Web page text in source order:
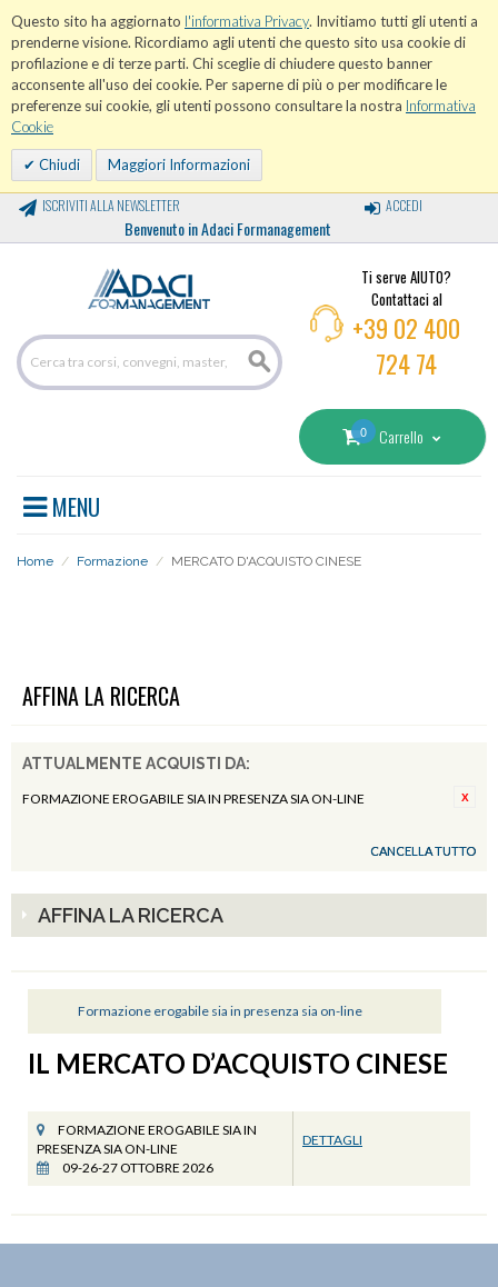
Questo sito ha aggiornato l'informativa Privacy. Invitiamo tutti gli utenti a
prenderne visione. Ricordiamo agli utenti che questo sito usa cookie di
profilazione e di terze parti. Chi sceglie di chiudere questo banner
acconsente all'uso dei cookie. Per saperne di più o per modificare le
preferenze sui cookie, gli utenti possono consultare la nostra Informativa
Cookie
Chiudi Maggiori Informazioni
ISCRIVITI ALLA NEWSLETTER
Benvenuto in Adaci Formanagement
ACCEDI
Ti serve AIUTO?
Contattaci al
+39 02 400
724 74
0 Carrello
MENU
Home / Formazione / MERCATO D'ACQUISTO CINESE
AFFINA LA RICERCA
ATTUALMENTE ACQUISTI DA:
FORMAZIONE EROGABILE SIA IN PRESENZA SIA ON-LINE
CANCELLA TUTTO
AFFINA LA RICERCA
Formazione erogabile sia in presenza sia on-line
IL MERCATO D’ACQUISTO CINESE
FORMAZIONE EROGABILE SIA IN
PRESENZA SIA ON-LINE
09-26-27 OTTOBRE 2026
DETTAGLI